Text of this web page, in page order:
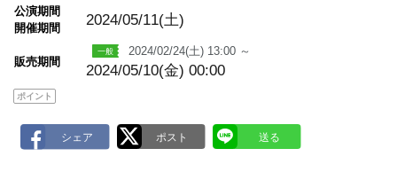
公演期間
開催期間
2024/05/11(土)
販売期間
2024/02/24(土) 13:00 ～
2024/05/10(金) 00:00
ポイント